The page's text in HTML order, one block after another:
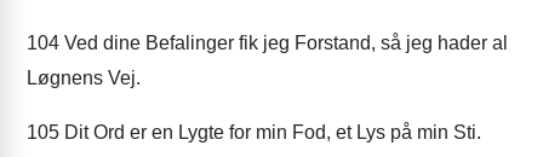
104 Ved dine Befalinger fik jeg Forstand, så jeg hader al
Løgnens Vej.
105 Dit Ord er en Lygte for min Fod, et Lys på min Sti.